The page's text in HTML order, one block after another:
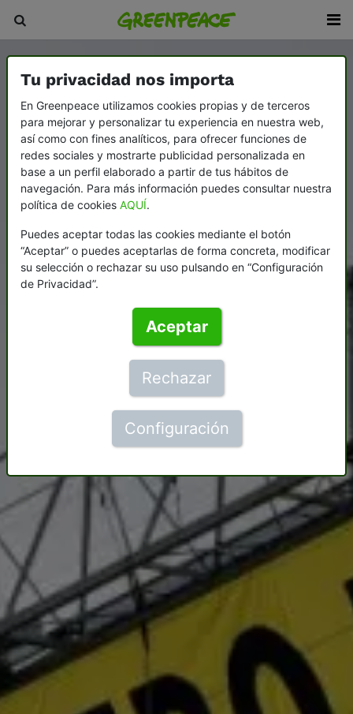
Tu privacidad nos importa
En Greenpeace utilizamos cookies propias y de terceros
para mejorar y personalizar tu experiencia en nuestra web,
así como con fines analíticos, para ofrecer funciones de
redes sociales y mostrarte publicidad personalizada en
base a un perfil elaborado a partir de tus hábitos de
navegación. Para más información puedes consultar nuestra
política de cookies AQUÍ.
Puedes aceptar todas las cookies mediante el botón
“Aceptar” o puedes aceptarlas de forma concreta, modificar
su selección o rechazar su uso pulsando en “Configuración
de Privacidad”.
Aceptar
Rechazar
Configuración